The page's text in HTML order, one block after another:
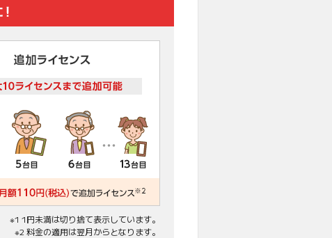
※1 1円未満は切り捨て表示しています。
※2 料金の適用は翌月からとなります。